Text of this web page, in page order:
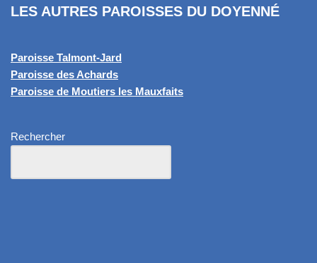
LES AUTRES PAROISSES DU DOYENNÉ
Paroisse Talmont-Jard
Paroisse des Achards
Paroisse de Moutiers les Mauxfaits
Rechercher